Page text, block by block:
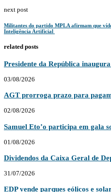
next post
Militantes do partido MPLA afirmam que
Inteligência Artificial
related posts
Presidente da República
03/08/2026
AGT prorroga prazo para
02/08/2026
Samuel Eto’o participa em gala
01/08/2026
Dividendos da Caixa Geral de
31/07/2026
EDP vende parques eólicos e